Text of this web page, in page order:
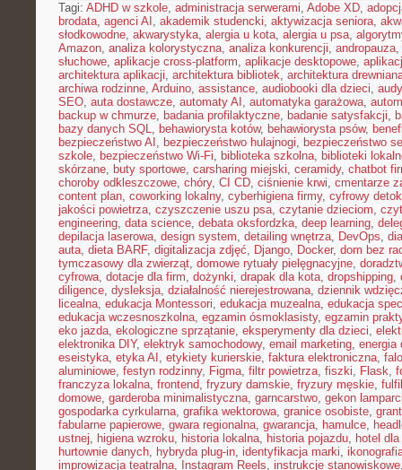
Tagi: ADHD w szkole, administracja serwerami, Adobe XD,
brodata, agenci AI , akademik studencki, aktywizacja seniora,
słodkowodne, akwarystyka, alergia u kota, alergia u psa,
Amazon, analiza kolorystyczna, analiza konkurencji, andropauza,
słuchowe, aplikacje cross-platform, aplikacje desktopowe,
architektura aplikacji, architektura bibliotek, architektura
archiwa rodzinne, Arduino, assistance, audiobooki dla dzieci,
SEO, auta dostawcze, automaty AI , automatyka garażowa,
backup w chmurze, badania profilaktyczne, badanie satysfakcji,
bazy danych SQL, behawiorysta kotów, behawiorysta psów,
bezpieczeństwo AI , bezpieczeństwo hulajnogi, bezpieczeństwo
szkole, bezpieczeństwo Wi-Fi, biblioteka szkolna, biblioteki
skórzane, buty sportowe, carsharing miejski, ceramidy, chatbot
choroby odkleszczowe, chóry, CI CD, ciśnienie krwi, cmentarze
content plan, coworking lokalny, cyberhigiena firmy, cyfrowy
jakości powietrza, czyszczenie uszu psa, czytanie dzieciom,
engineering, data science, debata oksfordzka, deep learning,
depilacja laserowa, design system, detailing wnętrza, DevOps,
auta, dieta BARF, digitalizacja zdjęć, Django, Docker, dom bez
tymczasowy dla zwierząt, domowe rytuały pielęgnacyjne,
cyfrowa, dotacje dla firm, dożynki, drapak dla kota, dropshipping,
diligence, dysleksja, działalność nierejestrowana, dziennik
licealna, edukacja Montessori, edukacja muzealna, edukacja
edukacja wczesnoszkolna, egzamin ósmoklasisty, egzamin
eko jazda, ekologiczne sprzątanie, eksperymenty dla dzieci,
elektronika DIY, elektryk samochodowy, email marketing, energia
eseistyka, etyka AI , etykiety kurierskie, faktura elektroniczna,
aluminiowe, festyn rodzinny, Figma, filtr powietrza, fiszki, Flask,
franczyza lokalna, frontend, fryzury damskie, fryzury męskie,
domowe, garderoba minimalistyczna, garncarstwo, gekon
gospodarka cyrkularna, grafika wektorowa, granice osobiste,
fabularne papierowe, gwara regionalna, gwarancja, hamulce,
ustnej, higiena wzroku, historia lokalna, historia pojazdu, hotel
hurtownie danych, hybryda plug-in, identyfikacja marki,
improwizacja teatralna, Instagram Reels, instrukcje stanowiskowe